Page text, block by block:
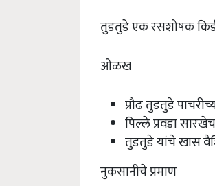
तुडतुडे एक रसशोषक
ओळख
प्रौढ तुडतुडे
पिल्ले प्रवडा
तुडतुडे यांचे खास
नुकसानीचे प्रमाण